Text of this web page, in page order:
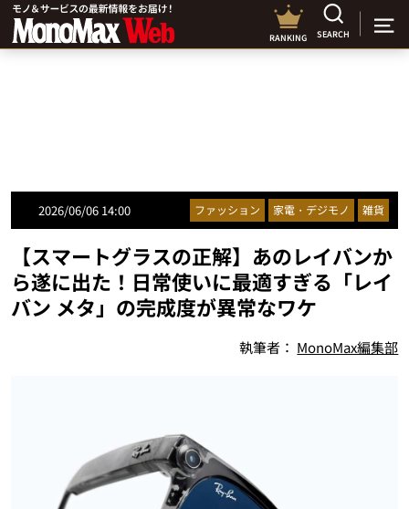
RANKING SEARCH
2026/06/06 14:00 ファッション 家電・デジモノ 雑貨
【スマートグラスの正解】あのレイバンか
ら遂に出た！日常使いに最適すぎる「レイ
バン メタ」の完成度が異常なワケ
執筆者： MonoMax編集部